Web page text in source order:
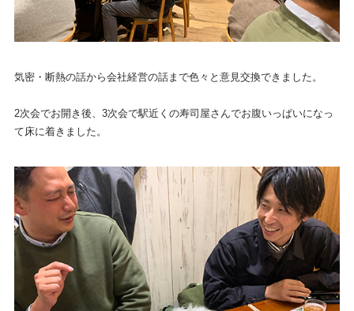
気密・断熱の話から会社経営の話まで色々と意見交換できました。
2次会でお開き後、3次会で駅近くの寿司屋さんでお腹いっぱいになっ
て床に着きました。